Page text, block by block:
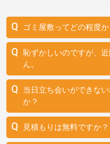
ゴミ屋敷ってどの程度
恥ずかしいのですが、
ん。
当日立ち会いができな
か？
見積もりは無料ですか？